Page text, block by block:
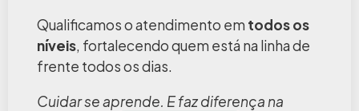
Qualificamos o atendimento em todos os
níveis, fortalecendo quem está na linha de
frente todos os dias.
Cuidar se aprende. E faz diferença na